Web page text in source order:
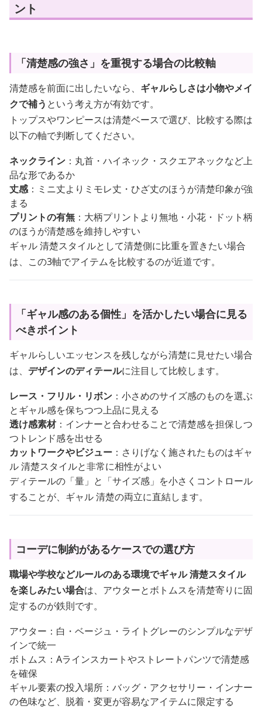
ント
「清楚感の強さ」を重視する場合の比較軸
清楚感を前面に出したいなら、 ギャルらしさは小物やメイ
クで補う という考え方が有効です。
トップスやワンピースは清楚ベースで選び、比較する際は
以下の軸で判断してください。
ネックライン ：丸首・ハイネック・スクエアネックなど上
品な形であるか
丈感：ミニ丈よりミモレ丈・ひざ丈のほうが清楚印象が強
まる
プリントの有無 ：大柄プリントより無地・小花・ドット柄
のほうが清楚感を維持しやすい
ギャル 清楚スタイルとして清楚側に比重を置きたい場合
は、この3軸でアイテムを比較するのが近道です。
「ギャル感のある個性」を活かしたい場合に見る
べきポイント
ギャルらしいエッセンスを残しながら清楚に見せたい場合
は、 デザインのディテールに注目して比較します。
レース・フリル・リボン ：小さめのサイズ感のものを選ぶ
とギャル感を保ちつつ上品に見える
透け感素材：インナーと合わせることで清楚感を担保しつ
つトレンド感を出せる
カットワークやビジュー ：さりげなく施されたものはギャ
ル 清楚スタイルと非常に相性がよい
ディテールの「量」と「サイズ感」を小さくコントロール
することが、ギャル 清楚の両立に直結します。
コーデに制約があるケースでの選び方
職場や学校などルールのある環境でギャル 清楚スタイル
を楽しみたい場合は、アウターとボトムスを清楚寄りに固
定するのが鉄則です。
アウター：白・ベージュ・ライトグレーのシンプルなデザ
インで統一
ボトムス：Aラインスカートやストレートパンツで清楚感
を確保
ギャル要素の投入場所：バッグ・アクセサリー・インナー
の色味など、脱着・変更が容易なアイテムに限定する